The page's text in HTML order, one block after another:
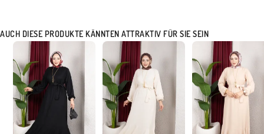
AUCH DIESE PRODUKTE KÄNNTEN ATTRAKTIV FÜR SIE SEIN